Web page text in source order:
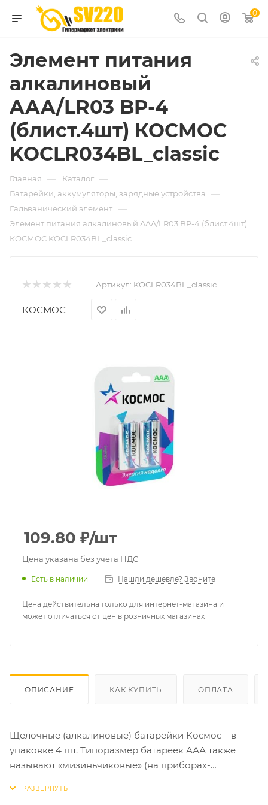
0
Элемент питания
алкалиновый
AAA/LR03 BP-4
(блист.4шт) КОСМОС
KOCLR034BL_classic
Главная — Каталог —
Батарейки, аккумуляторы, зарядные устройства —
Гальванический элемент —
Элемент питания алкалиновый AAA/LR03 BP-4 (блист.4шт)
КОСМОС KOCLR034BL_classic
Артикул: KOCLR034BL_classic
КОСМОС
109.80 ₽/шт
Цена указана без учета НДС
Есть в наличии Нашли дешевле? Звоните
Цена действительна только для интернет-магазина и
может отличаться от цен в розничных магазинах
ОПИСАНИЕ КАК КУПИТЬ ОПЛАТА
Щелочные (алкалиновые) батарейки Космос – в
упаковке 4 шт. Типоразмер батареек ААА также
называют «мизиньчиковые» (на приборах-